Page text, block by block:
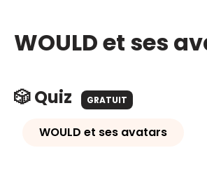
WOULD et ses
🎲 Quiz GRATUIT
WOULD et ses avatars